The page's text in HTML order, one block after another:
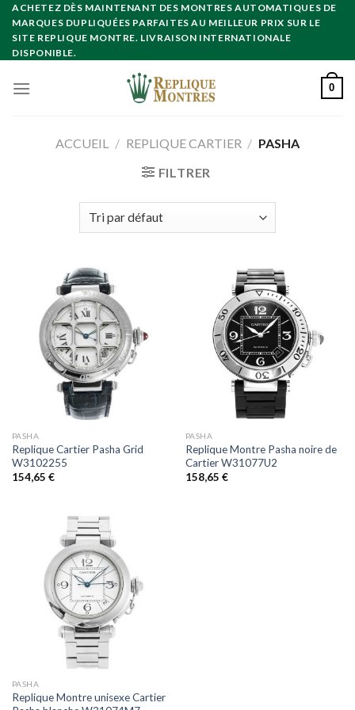
Skip
content
ACHETEZ DÈS MAINTENANT DES MONTRES AUTOMATIQUES DE
MARQUES DUPLIQUÉES PARFAITES AU MEILLEUR PRIX SUR LE
SITE REPLIQUE MONTRE. LIVRAISON INTERNATIONALE
DISPONIBLE.
0
ACCUEIL / REPLIQUE CARTIER / PASHA
FILTRER
PASHA
Replique Cartier Pasha Grid
W3102255
154,65 €
PASHA
Replique Montre Pasha noire de
Cartier W31077U2
158,65 €
PASHA
Replique Montre unisexe Cartier